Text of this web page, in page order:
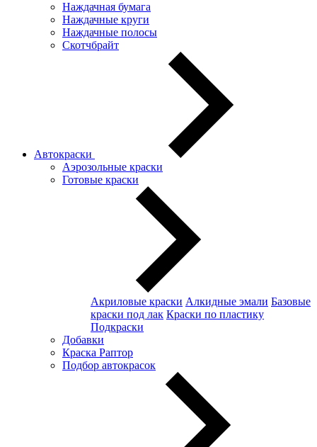
Наждачная бумага
Наждачные круги
Наждачные полосы
Скотчбрайт
Автокраски
Аэрозольные краски
Готовые краски
Акриловые краски Алкидные эмали Базовые
краски под лак Краски по пластику
Подкраски
Добавки
Краска Раптор
Подбор автокрасок